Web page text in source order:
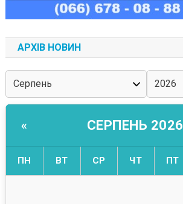
АРХІВ НОВИН
« СЕРПЕНЬ 2026
ПН ВТ СР ЧТ ПТ